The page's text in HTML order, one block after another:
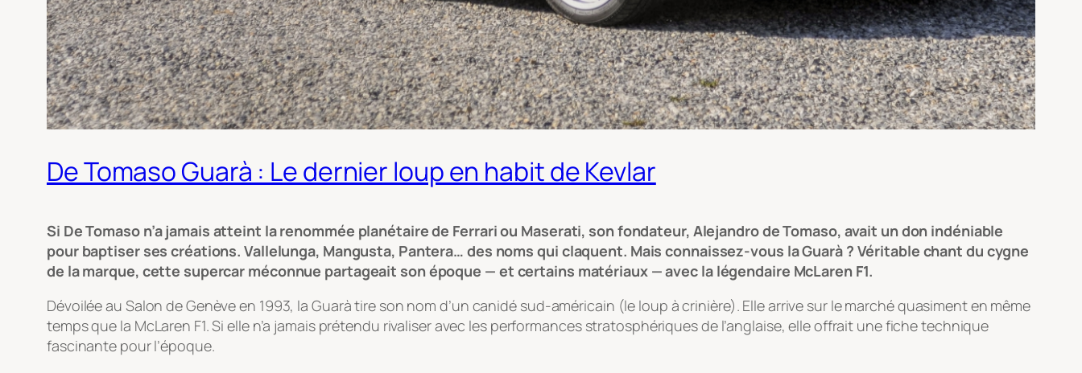
De Tomaso Guarà : Le dernier loup en habit de Kevlar
Si De Tomaso n’a jamais atteint la renommée planétaire de Ferrari ou Maserati, son fondateur, Alejandro de Tomaso, avait un don indéniable
pour baptiser ses créations. Vallelunga, Mangusta, Pantera… des noms qui claquent. Mais connaissez-vous la Guarà ? Véritable chant du cygne
de la marque, cette supercar méconnue partageait son époque — et certains matériaux — avec la légendaire McLaren F1.
Dévoilée au Salon de Genève en 1993, la Guarà tire son nom d’un canidé sud-américain (le loup à crinière). Elle arrive sur le marché quasiment en même
temps que la McLaren F1. Si elle n’a jamais prétendu rivaliser avec les performances stratosphériques de l’anglaise, elle offrait une fiche technique
fascinante pour l’époque.